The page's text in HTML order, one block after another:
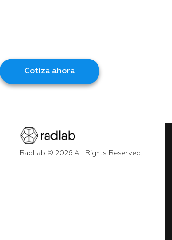
Cotiza ahora
RadLab © 2026 All Rights Reserved.